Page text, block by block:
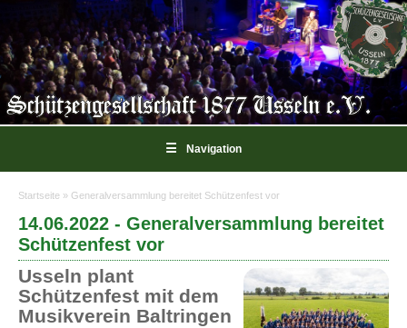
☰ Navigation
Sie sind hier
Startseite » Generalversammlung bereitet Schützenfest vor
14.06.2022 - Generalversammlung bereitet
Schützenfest vor
Usseln plant
Schützenfest mit dem
Musikverein Baltringen